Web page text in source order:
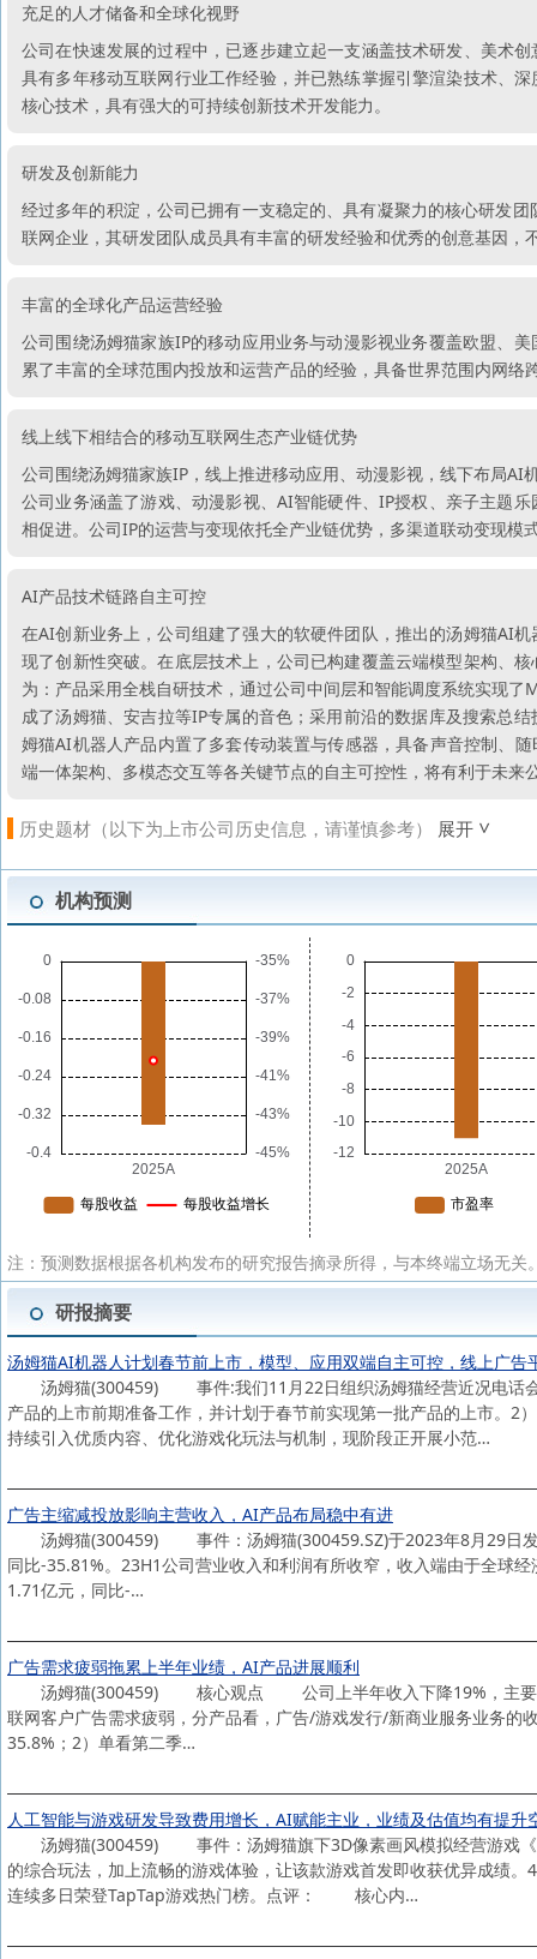
充足的人才储备和全球化视野
公司在快速发展的过程中，已逐步建立起一支涵盖技术研发、美术
具有多年移动互联网行业工作经验，并已熟练掌握引擎渲染技术、
核心技术，具有强大的可持续创新技术开发能力。
研发及创新能力
经过多年的积淀，公司已拥有一支稳定的、具有凝聚力的核心研发
联网企业，其研发团队成员具有丰富的研发经验和优秀的创意基因
丰富的全球化产品运营经验
公司围绕汤姆猫家族IP的移动应用业务与动漫影视业务覆盖欧盟、
累了丰富的全球范围内投放和运营产品的经验，具备世界范围内网络
线上线下相结合的移动互联网生态产业链优势
公司围绕汤姆猫家族IP，线上推进移动应用、动漫影视，线下布局
公司业务涵盖了游戏、动漫影视、AI智能硬件、IP授权、亲子主题
相促进。公司IP的运营与变现依托全产业链优势，多渠道联动变现模
AI产品技术链路自主可控
在AI创新业务上，公司组建了强大的软硬件团队，推出的汤姆猫AI
现了创新性突破。在底层技术上，公司已构建覆盖云端模型架构、
为：产品采用全栈自研技术，通过公司中间层和智能调度系统实现
成了汤姆猫、安吉拉等IP专属的音色；采用前沿的数据库及搜索总
姆猫AI机器人产品内置了多套传动装置与传感器，具备声音控制、
端一体架构、多模态交互等各关键节点的自主可控性，将有利于未来
历史题材（以下为上市公司历史信息，请谨慎参考） 展开
机构预测
注：预测数据根据各机构发布的研究报告摘录所得，与本终端立场无
研报摘要
汤姆猫AI机器人计划春节前上市，模型、应用双端自主可控，线上广告
汤姆猫(300459) 事件:我们11月22日组织汤姆猫经营近况电话会
产品的上市前期准备工作，并计划于春节前实现第一批产品的上市。2
持续引入优质内容、优化游戏化玩法与机制，现阶段正开展小范…
广告主缩减投放影响主营收入，AI产品布局稳中有进
汤姆猫(300459) 事件：汤姆猫(300459.SZ)于2023年8月29日发
同比-35.81%。23H1公司营业收入和利润有所收窄，收入端由于全球
1.71亿元，同比-…
广告需求疲弱拖累上半年业绩，AI产品进展顺利
汤姆猫(300459) 核心观点 公司上半年收入下降19%，主要由于
联网客户广告需求疲弱，分产品看，广告/游戏发行/新商业服务业务
35.8%；2）单看第二季…
人工智能与游戏研发导致费用增长，AI赋能主业，业绩及估值均有提升
汤姆猫(300459) 事件：汤姆猫旗下3D像素画风模拟经营游戏《种
的综合玩法，加上流畅的游戏体验，让该款游戏首发即收获优异成绩
连续多日荣登TapTap游戏热门榜。点评： 核心内…